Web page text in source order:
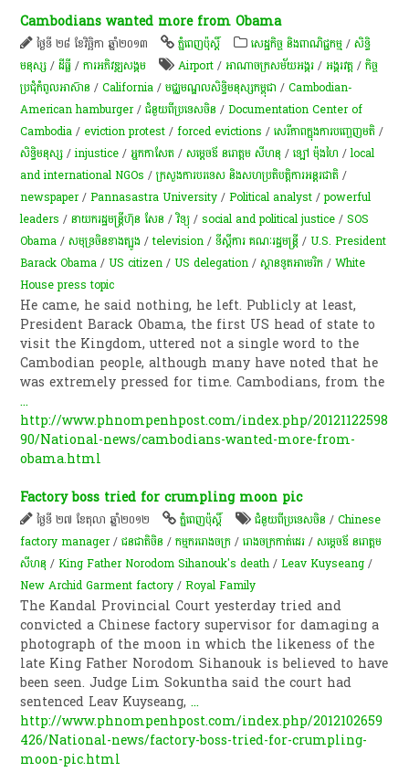
Cambodians wanted more from Obama
ថ្ងៃទី ២៨ ខែវិច្ឆិកា ឆ្នាំ២០១៣ ភ្នំពេញប៉ុស្តិ៍ សេដ្ឋកិច្ច និងពាណិជ្ជកម្ម /សិទ្ធិ
មនុស្ស /ដីធ្លី /ការ​អភិវឌ្ឍ​សង្គម Airport /អាណាចក្រ​​សម័យ​អង្គរ /អង្គរវត្ត /កិច្ច
ប្រជុំកំពូលអាស៊ាន /California /មជ្ឈមណ្ឌល​សិទ្ធិ​មនុស្ស​កម្ពុជា /Cambodian-
American hamburger/ជំនួយពីប្រទេសចិន /Documentation Center of
Cambodia / eviction protest /forced evictions /សេរី​ភាព​ក្នុងការបញ្ចេញមតិ /
សិទ្ធិមនុស្ស /injustice /អ្នកកាសែត​ /សម្ដេចឪ នរោត្តម សីហនុ /ឡៅ ម៉ុងហៃ /local
and international NGOs /ក្រសួងការបរទេស និងសហប្រតិបត្តិការអន្តរជាតិ /
newspaper/Pannasastra University /Political analyst /powerful
leaders /នាយករដ្ឋមន្ត្រីហ៊ុន សែន /វិទ្យុ /social and political justice /SOS
Obama /សមុទ្រចិនខាងត្បូង /television /ទីស្តីការ គណៈរដ្ឋមន្រ្តី /U.S. President
Barack Obama /US citizen /US delegation /ស្ថានទូតអាមេរិក /White
House press topic
He came, he said nothing, he left. Publicly at least,
President Barack Obama, the first US head of state to
visit the Kingdom, uttered not a single word to the
Cambodian people, although many have noted that he
was extremely pressed for time. Cambodians, from the
...
http://www.phnompenhpost.com/index.php/20121122598
90/National-news/cambodians-wanted-more-from-
obama.html
Factory boss tried for crumpling moon pic
ថ្ងៃទី ២៧ ខែតុលា ឆ្នាំ២០១២ ភ្នំពេញប៉ុស្តិ៍ ជំនួយពីប្រទេសចិន /Chinese
factory manager/ជនជាតិ​ចិន /កម្មកររោងចក្រ /រោងចក្រកាត់ដេរ /សម្ដេចឪ នរោត្តម
សីហនុ /King Father Norodom Sihanouk's death /Leav Kuyseang /
New Archid Garment factory /Royal Family
The Kandal Provincial Court yesterday tried and
convicted a Chinese factory supervisor for damaging a
photograph of the moon in which the likeness of the
late King Father Norodom Sihanouk is believed to have
been seen. Judge Lim Sokuntha said the court had
sentenced Leav Kuyseang,...
http://www.phnompenhpost.com/index.php/2012102659
426/National-news/factory-boss-tried-for-crumpling-
moon-pic.html